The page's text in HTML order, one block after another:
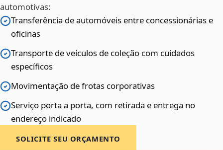
automotivas:
Transferência de automóveis entre concessionárias e
oficinas
Transporte de veículos de coleção com cuidados
específicos
Movimentação de frotas corporativas
Serviço porta a porta, com retirada e entrega no
endereço indicado
SOLICITE SEU ORÇAMENTO